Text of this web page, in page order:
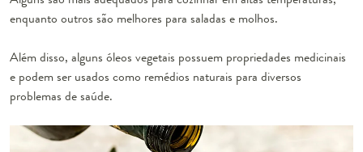
enquanto outros são melhores para saladas e molhos.
Além disso, alguns óleos vegetais possuem propriedades medicinais
e podem ser usados como remédios naturais para diversos
problemas de saúde.